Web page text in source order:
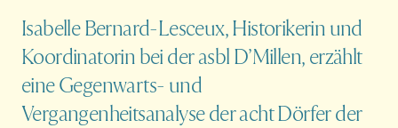
Isabelle Bernard-Lesceux, Historikerin und
Koordinatorin bei der asbl D’Millen, erzählt
eine Gegenwarts- und
Vergangenheitsanalyse der acht Dörfer der